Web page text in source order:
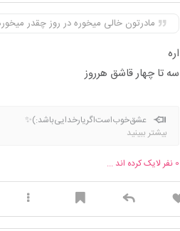
مادرتون خالی میخوره در روز چقدر
اره
سه تا چهار قاشق هرروز
بیشتر ببینید
0 نفر لایک کرده اند ...